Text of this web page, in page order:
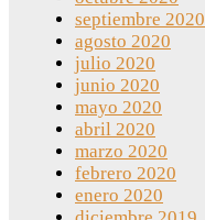
septiembre 2020
agosto 2020
julio 2020
junio 2020
mayo 2020
abril 2020
marzo 2020
febrero 2020
enero 2020